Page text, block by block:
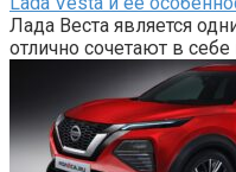
Лада Веста является
отлично сочетают в себе